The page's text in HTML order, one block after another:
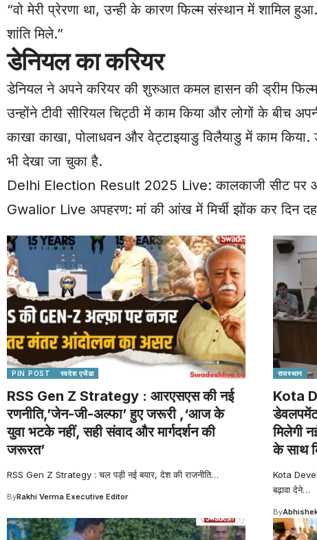
“वो मेरी प्रेरणा था, उन्ही के कारण फिल्म संस्थान में
शांति मिले.”
डेनियल का करियर
डेनियल ने अपने करियर की शुरुआत कमल हासन की ड्रीम फिल्म
उन्होंने टीवी सीरियल चिट्ठी में काम किया और लोगों के बीच
काखा काखा, पोलाधवन और वेट्टाइयाडु विलैयाडु में काम
भी देखा जा चुका है.
Delhi Election Result 2025 Live: कालकाजी सीट पर
Gwalior Live अपहरण: मां की आंख में मिर्ची झोंक कर दिन
PIN POST स्वदेश एजेंडा
RSS Gen Z Strategy : आरएसएस की नई
रणनीति,’जेन-जी-अल्फा’ हुए जरूरी ,‘आज के
युवा भटके नहीं, सही संवाद और मार्गदर्शन की
जरूरत’
RSS Gen Z Strategy : चल पड़ी नई बयार, देश की राजनीति…
ByRakhi Verma Executive Editor
राजस्थान
Kota
मिलेगी
के साथ
Kota
बढ़ावा देने…
By